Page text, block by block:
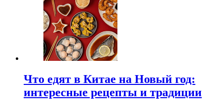
Что едят в Китае на Новый год:
интересные рецепты и традиции